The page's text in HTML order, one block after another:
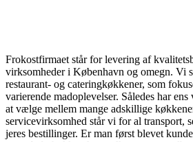
Frokostfirmaet står for levering af
virksomheder i København og omegn. Vi
restaurant- og cateringkøkkener, som
varierende madoplevelser. Således har
at vælge mellem mange adskillige
servicevirksomhed står vi for al transport,
jeres bestillinger. Er man først blevet